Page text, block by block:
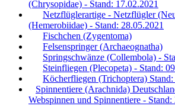
(Chrysopidae) - Stand: 17.02.2021
Netzflüglerartige - Netzflügler
(Hemerobiidae) - Stand: 28.05.2021
Fischchen (Zygentoma)
Felsenspringer (Archaeognatha)
Springschwänze (Collembola) -
Steinfliegen (Plecopeta) - Stand:
Köcherfliegen (Trichoptera)
Spinnentiere (Arachnida)
Webspinnen und Spinnentiere - Stand: